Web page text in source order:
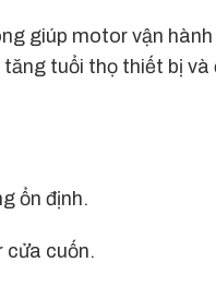
giúp motor vận
tuổi thọ thiết bị
ổn định.
cửa cuốn.